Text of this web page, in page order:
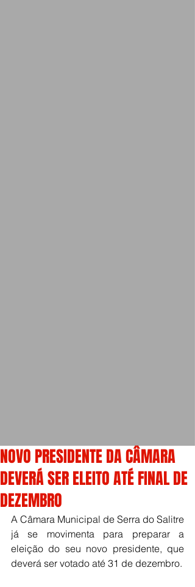
NOVO PRESIDENTE DA CÂMARA
DEVERÁ SER ELEITO ATÉ FINAL DE
DEZEMBRO
A Câmara Municipal de Serra do Salitre
já se movimenta para preparar a
eleição do seu novo presidente, que